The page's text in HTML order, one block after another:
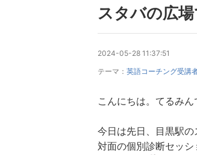
スタバの広
2024-05-28 11:37:51
テーマ： 英語コーチング受講
こんにちは。てるみん
今日は先日、目黒駅の
対面の個別診断セッシ